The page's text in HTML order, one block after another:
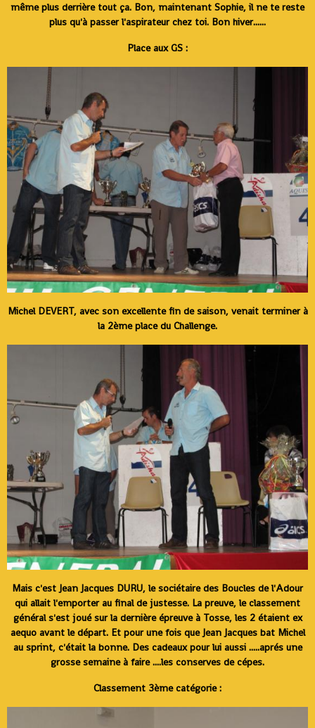
même plus derrière tout ça. Bon, maintenant Sophie, il ne te reste
plus qu'à passer l'aspirateur chez toi. Bon hiver......
Place aux GS :
Michel DEVERT, avec son excellente fin de saison, venait terminer à
la 2ème place du Challenge.
Mais c'est Jean Jacques DURU, le sociétaire des Boucles de l'Adour
qui allait l'emporter au final de justesse. La preuve, le classement
général s'est joué sur la dernière épreuve à Tosse, les 2 étaient ex
aequo avant le départ. Et pour une fois que Jean Jacques bat Michel
au sprint, c'était la bonne. Des cadeaux pour lui aussi .....aprés une
grosse semaine à faire ....les conserves de cépes.
Classement 3ème catégorie :